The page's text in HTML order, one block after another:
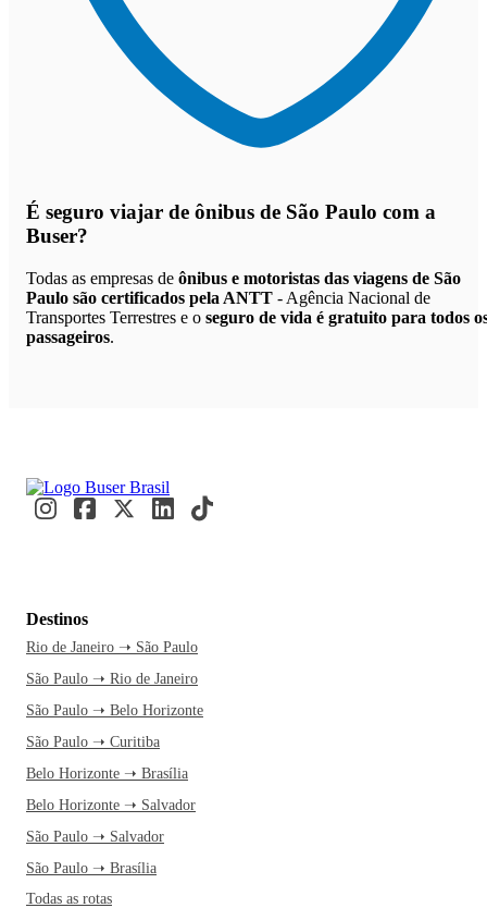
É seguro viajar de ônibus de São Paulo com a
Buser?
Todas as empresas de ônibus e motoristas das viagens de São
Paulo são certificados pela ANTT - Agência Nacional de
Transportes Terrestres e o seguro de vida é gratuito para todos
passageiros.
Destinos
Rio de Janeiro ➝ São Paulo
São Paulo ➝ Rio de Janeiro
São Paulo ➝ Belo Horizonte
São Paulo ➝ Curitiba
Belo Horizonte ➝ Brasília
Belo Horizonte ➝ Salvador
São Paulo ➝ Salvador
São Paulo ➝ Brasília
Todas as rotas